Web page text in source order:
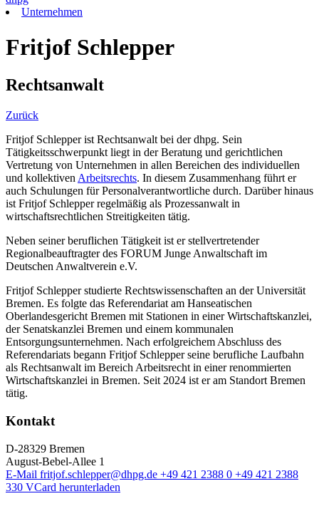
Unternehmen
Fritjof Schlepper
Rechtsanwalt
Zurück
Fritjof Schlepper ist Rechtsanwalt bei der dhpg. Sein
Tätigkeitsschwerpunkt liegt in der Beratung und gerichtlichen
Vertretung von Unternehmen in allen Bereichen des individuellen
und kollektiven Arbeitsrechts. In diesem Zusammenhang führt er
auch Schulungen für Personalverantwortliche durch. Darüber hinaus
ist Fritjof Schlepper regelmäßig als Prozessanwalt in
wirtschaftsrechtlichen Streitigkeiten tätig.
Neben seiner beruflichen Tätigkeit ist er stellvertretender
Regionalbeauftragter des FORUM Junge Anwaltschaft im
Deutschen Anwaltverein e.V.
Fritjof Schlepper studierte Rechtswissenschaften an der Universität
Bremen. Es folgte das Referendariat am Hanseatischen
Oberlandesgericht Bremen mit Stationen in einer Wirtschaftskanzlei,
der Senatskanzlei Bremen und einem kommunalen
Entsorgungsunternehmen. Nach erfolgreichem Abschluss des
Referendariats begann Fritjof Schlepper seine berufliche Laufbahn
als Rechtsanwalt im Bereich Arbeitsrecht in einer renommierten
Wirtschaftskanzlei in Bremen. Seit 2024 ist er am Standort Bremen
tätig.
Kontakt
D-28329 Bremen
August-Bebel-Allee 1
E-Mail fritjof.schlepper@dhpg.de +49 421 2388 0 +49 421 2388
330 VCard herunterladen